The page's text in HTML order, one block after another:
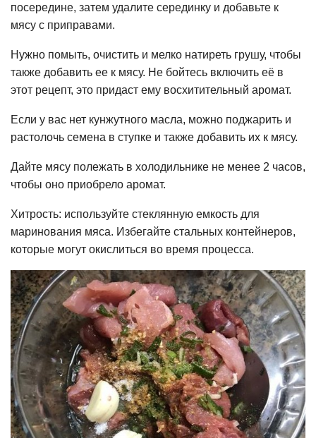
посередине, затем удалите серединку и добавьте к
мясу с приправами.
Нужно помыть, очистить и мелко натиреть грушу, чтобы
также добавить ее к мясу. Не бойтесь включить её в
этот рецепт, это придаст ему восхитительный аромат.
Если у вас нет кунжутного масла, можно поджарить и
растолочь семена в ступке и также добавить их к мясу.
Дайте мясу полежать в холодильнике не менее 2 часов,
чтобы оно приобрело аромат.
Хитрость: используйте стеклянную емкость для
маринования мяса. Избегайте стальных контейнеров,
которые могут окислиться во время процесса.